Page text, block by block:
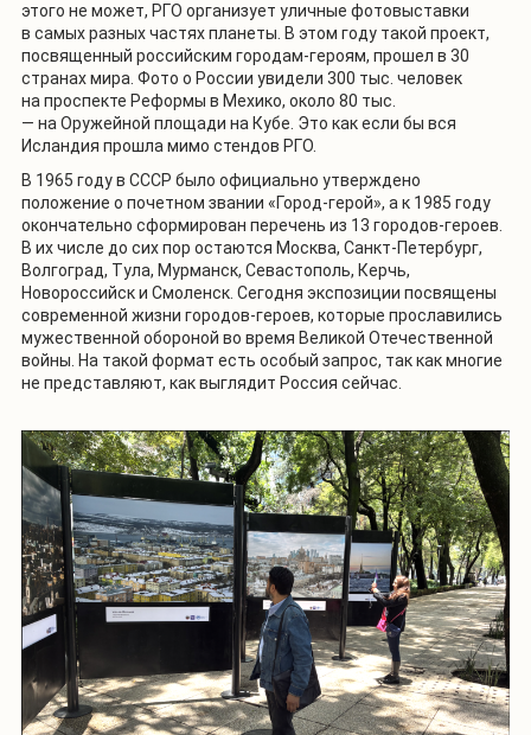
этого не может, РГО организует уличные фотовыставки
в самых разных частях планеты. В этом году такой проект,
посвященный российским городам-героям, прошел в 30
странах мира. Фото о России увидели 300 тыс. человек
на проспекте Реформы в Мехико, около 80 тыс.
— на Оружейной площади на Кубе. Это как если бы вся
Исландия прошла мимо стендов РГО.
В 1965 году в СССР было официально утверждено
положение о почетном звании «Город-герой», а к 1985 году
окончательно сформирован перечень из 13 городов-героев.
В их числе до сих пор остаются Москва, Санкт-Петербург,
Волгоград, Тула, Мурманск, Севастополь, Керчь,
Новороссийск и Смоленск. Сегодня экспозиции посвящены
современной жизни городов-героев, которые прославились
мужественной обороной во время Великой Отечественной
войны. На такой формат есть особый запрос, так как многие
не представляют, как выглядит Россия сейчас.